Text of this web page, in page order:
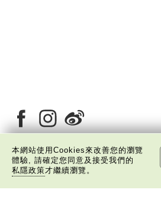
關於我們 版權告示
本網站使用Cookies來改善您的瀏覽
體驗, 請確定您同意及接受我們的
私隱政策才繼續瀏覽。